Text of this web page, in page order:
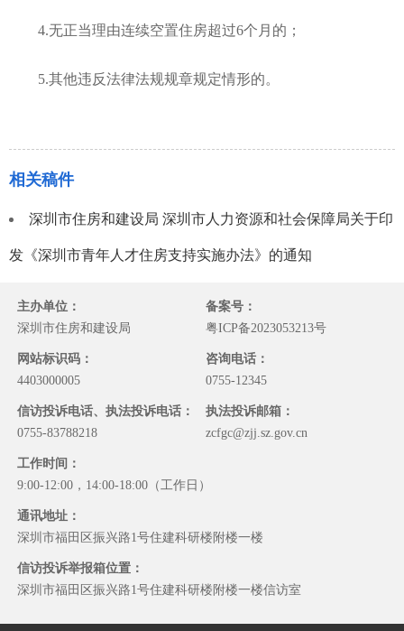
4.无正当理由连续空置住房超过6个月的；
5.其他违反法律法规规章规定情形的。
相关稿件
深圳市住房和建设局 深圳市人力资源和社会保障局关于印
发《深圳市青年人才住房支持实施办法》的通知
主办单位：
深圳市住房和建设局
备案号：
粤ICP备2023053213号
网站标识码：
4403000005
咨询电话：
0755-12345
信访投诉电话、执法投诉电话：
0755-83788218
执法投诉邮箱：
zcfgc@zjj.sz.gov.cn
工作时间：
9:00-12:00，14:00-18:00（工作日）
通讯地址：
深圳市福田区振兴路1号住建科研楼附楼一楼
信访投诉举报箱位置：
深圳市福田区振兴路1号住建科研楼附楼一楼信访室